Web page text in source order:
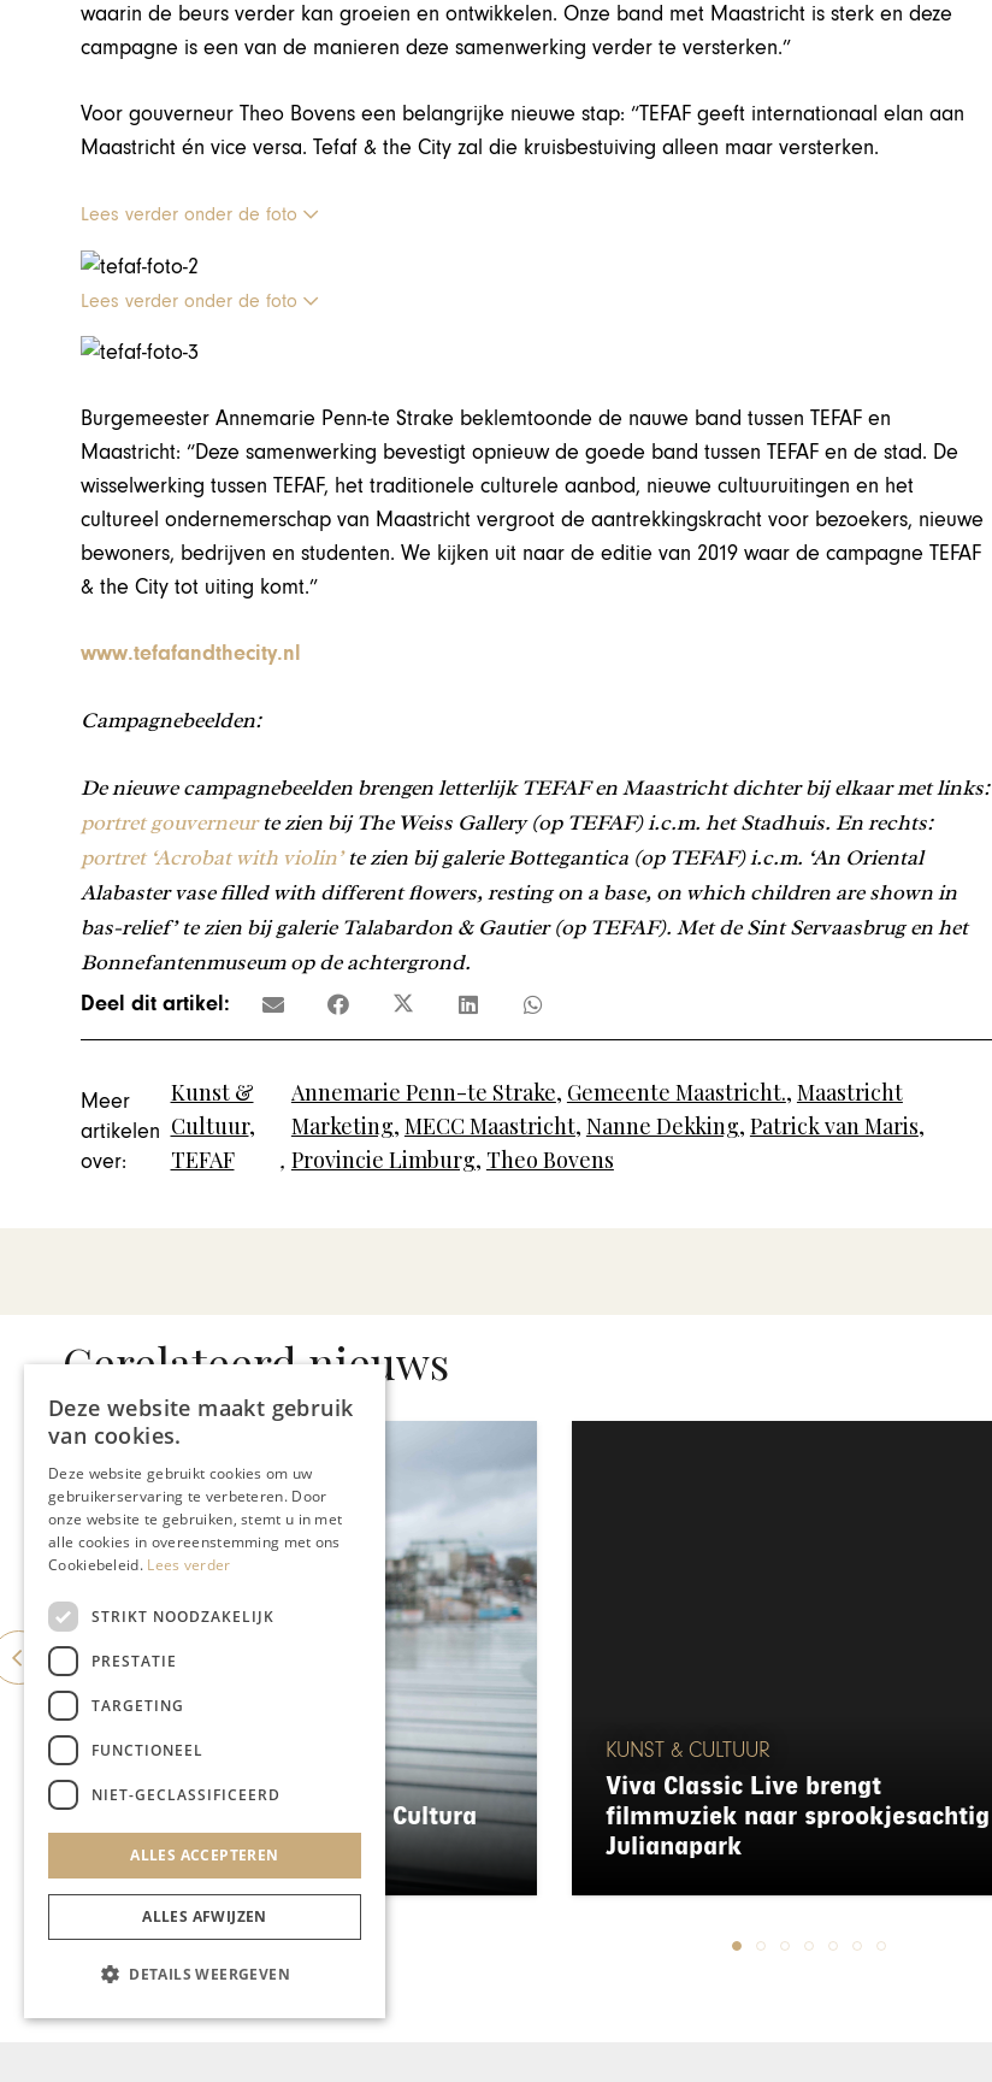
waarin de beurs verder kan groeien en ontwikkelen. Onze band met Maastricht is sterk en deze
campagne is een van de manieren deze samenwerking verder te versterken.”
Voor gouverneur Theo Bovens een belangrijke nieuwe stap: “TEFAF geeft internationaal elan aan
Maastricht én vice versa. Tefaf & the City zal die kruisbestuiving alleen maar versterken.
Lees verder onder de foto
Lees verder onder de foto
Burgemeester Annemarie Penn-te Strake beklemtoonde de nauwe band tussen TEFAF en
Maastricht: “Deze samenwerking bevestigt opnieuw de goede band tussen TEFAF en de stad. De
wisselwerking tussen TEFAF, het traditionele culturele aanbod, nieuwe cultuuruitingen en het
cultureel ondernemerschap van Maastricht vergroot de aantrekkingskracht voor bezoekers, nieuwe
bewoners, bedrijven en studenten. We kijken uit naar de editie van 2019 waar de campagne TEFAF
& the City tot uiting komt.”
www.tefafandthecity.nl
Campagnebeelden:
De nieuwe campagnebeelden brengen letterlijk TEFAF en Maastricht dichter bij elkaar met links:
portret gouverneurte zien bij The Weiss Gallery (op TEFAF) i.c.m. het Stadhuis. En rechts:
portret ‘Acrobat with violin’te zien bij galerie Bottegantica (op TEFAF) i.c.m. ‘An Oriental
Alabaster vase filled with different flowers, resting on a base, on which children are shown in
bas-relief’ te zien bij galerie Talabardon & Gautier (op TEFAF). Met de Sint Servaasbrug en het
Bonnefantenmuseum op de achtergrond.
Deel dit artikel:
Meer
artikelen
over:
Kunst &
Cultuur,
TEFAF
,
Annemarie Penn-te Strake, Gemeente Maastricht., Maastricht
Marketing, MECC Maastricht, Nanne Dekking, Patrick van Maris,
Provincie Limburg, Theo Bovens
Gerelateerd nieuws
Wereldse beelden tijdens Cultura
Nova
KUNST & CULTUUR
Viva Classic Live brengt
filmmuziek naar sprookjesachtig
Julianapark
Deze website maakt gebruik
van cookies.
Deze website gebruikt cookies om uw
gebruikerservaring te verbeteren. Door
onze website te gebruiken, stemt u in met
alle cookies in overeenstemming met ons
Cookiebeleid. Lees verder
STRIKT NOODZAKELIJK
PRESTATIE
TARGETING
FUNCTIONEEL
NIET-GECLASSIFICEERD
ALLES ACCEPTEREN
ALLES AFWIJZEN
DETAILS WEERGEVEN